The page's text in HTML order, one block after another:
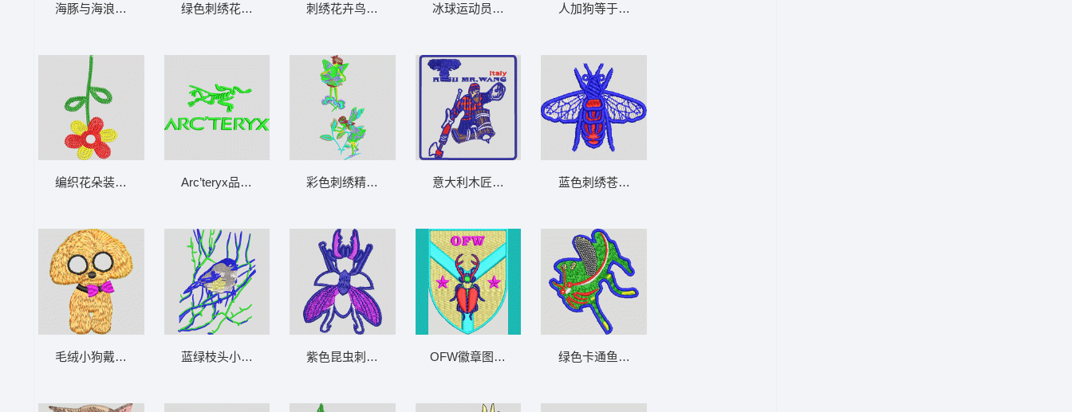
海豚与海浪纹样刺绣 豹子
编织花朵装饰品 简单的花
毛绒小狗戴眼镜戴领结 小狗
绿色刺绣花卉图案 水溶
Arc’teryx品牌标志 变色龙
蓝绿枝头小鸟栖息图 鸟语花香
刺绣花卉鸟图案设计 鸟语花香
彩色刺绣精灵图案 花仙子仙女
紫色昆虫刺绣图案 苍蝇蜜蜂
冰球运动员对战图案 徽章标志棒球
意大利木匠王先生徽章 徽章标志老人男装
OFW徽章图案 徽章标志梅花鹿
人加狗等于爱 小狗
蓝色刺绣苍蝇图案 苍蝇蜜蜂
绿色卡通鱼形装饰图案 小猫